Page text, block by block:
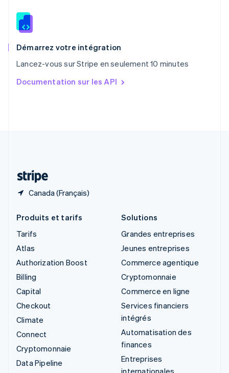
Démarrez votre intégration
Lancez-vous sur Stripe en seulement 10 minutes
Documentation sur les API
Canada (Français)
Roumanie
Royaume-Uni
English
English简体中文
English
Produits et tarifs
Tarifs
Atlas
Authorization Boost
Billing
Capital
Checkout
Climate
Connect
Cryptomonnaie
Data Pipeline
Solutions
Grandes entreprises
Jeunes entreprises
Commerce agentique
Cryptomonnaie
Commerce en ligne
Services financiers
intégrés
Automatisation des
finances
Entreprises